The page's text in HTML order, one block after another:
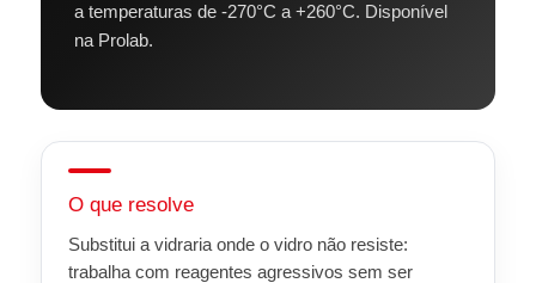
a temperaturas de -270°C a +260°C. Disponível
na Prolab.
O que resolve
Substitui a vidraria onde o vidro não resiste:
trabalha com reagentes agressivos sem ser